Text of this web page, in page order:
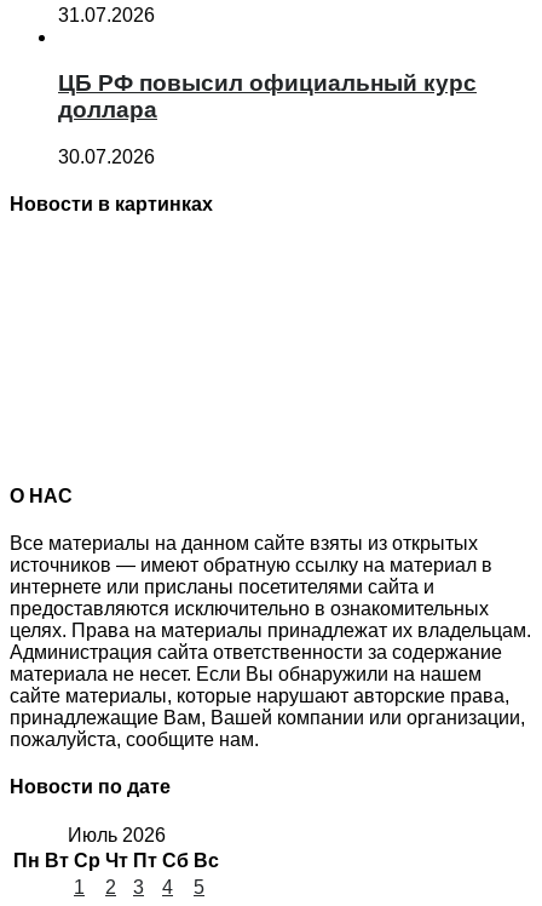
31.07.2026
ЦБ РФ повысил официальный курс
доллара
30.07.2026
Новости в картинках
О НАС
Все материалы на данном сайте взяты из открытых
источников — имеют обратную ссылку на материал в
интернете или присланы посетителями сайта и
предоставляются исключительно в ознакомительных
целях. Права на материалы принадлежат их владельцам.
Администрация сайта ответственности за содержание
материала не несет. Если Вы обнаружили на нашем
сайте материалы, которые нарушают авторские права,
принадлежащие Вам, Вашей компании или организации,
пожалуйста, сообщите нам.
Новости по дате
Июль 2026
Пн Вт Ср Чт Пт Сб Вс
1
2 3 4
5